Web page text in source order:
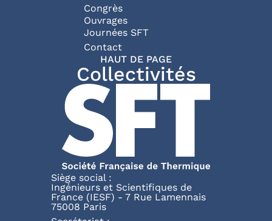
Congrès
Ouvrages
Journées SFT
Pied de page
Contact
HAUT DE PAGE
Collectivités
Siège social :
Ingénieurs et Scientifiques de
France (IESF) - 7 Rue Lamennais
75008 Paris